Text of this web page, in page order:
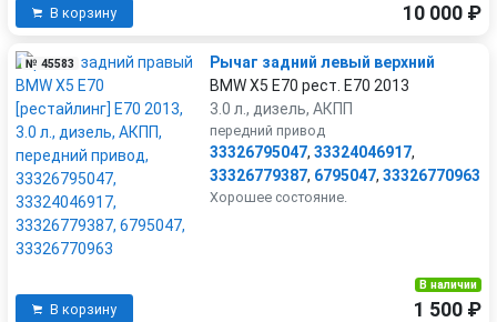
В корзину 10 000 ₽
№ 45583
Рычаг задний левый верхний
BMW X5 E70 рест. E70 2013
3.0 л., дизель, АКПП
передний привод
33326795047, 33324046917,
33326779387, 6795047, 33326770963
Хорошее состояние.
В корзину
В наличии
1 500 ₽